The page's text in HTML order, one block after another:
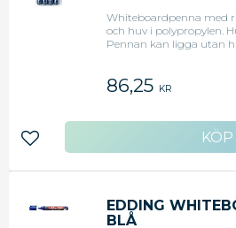
Whiteboardpenna med
och huv i polypropylen.
Pennan kan ligga utan
86,25 KR
Lägg till i favoriter
EDDING
BLÅ